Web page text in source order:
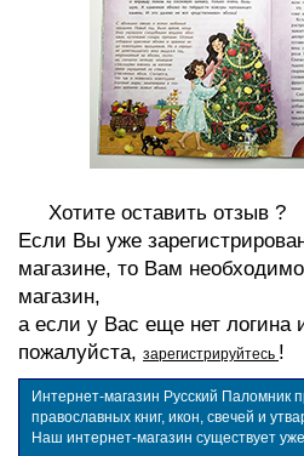
Хотите оставить отзыв ?
Если Вы уже
магазине, то Вам необходимо
магазин,
а если у Вас еще нет логина
пожалуйста, зарегистрируйтесь !
Интернет-магазин Русский Паломник
православных книг, икон, свечей и
Наш интернет-магазин существует